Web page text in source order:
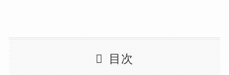
目次